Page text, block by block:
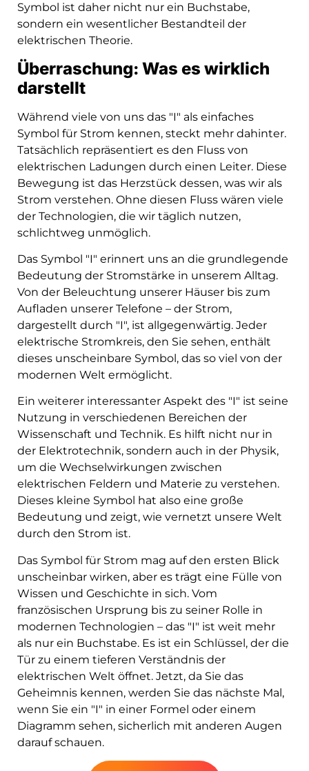
Symbol ist daher nicht nur ein Buchstabe,
sondern ein wesentlicher Bestandteil der
elektrischen Theorie.
Überraschung: Was es wirklich
darstellt
Während viele von uns das "I" als einfaches
Symbol für Strom kennen, steckt mehr dahinter.
Tatsächlich repräsentiert es den Fluss von
elektrischen Ladungen durch einen Leiter. Diese
Bewegung ist das Herzstück dessen, was wir als
Strom verstehen. Ohne diesen Fluss wären viele
der Technologien, die wir täglich nutzen,
schlichtweg unmöglich.
Das Symbol "I" erinnert uns an die grundlegende
Bedeutung der Stromstärke in unserem Alltag.
Von der Beleuchtung unserer Häuser bis zum
Aufladen unserer Telefone – der Strom,
dargestellt durch "I", ist allgegenwärtig. Jeder
elektrische Stromkreis, den Sie sehen, enthält
dieses unscheinbare Symbol, das so viel von der
modernen Welt ermöglicht.
Ein weiterer interessanter Aspekt des "I" ist seine
Nutzung in verschiedenen Bereichen der
Wissenschaft und Technik. Es hilft nicht nur in
der Elektrotechnik, sondern auch in der Physik,
um die Wechselwirkungen zwischen
elektrischen Feldern und Materie zu verstehen.
Dieses kleine Symbol hat also eine große
Bedeutung und zeigt, wie vernetzt unsere Welt
durch den Strom ist.
Das Symbol für Strom mag auf den ersten Blick
unscheinbar wirken, aber es trägt eine Fülle von
Wissen und Geschichte in sich. Vom
französischen Ursprung bis zu seiner Rolle in
modernen Technologien – das "I" ist weit mehr
als nur ein Buchstabe. Es ist ein Schlüssel, der die
Tür zu einem tieferen Verständnis der
elektrischen Welt öffnet. Jetzt, da Sie das
Geheimnis kennen, werden Sie das nächste Mal,
wenn Sie ein "I" in einer Formel oder einem
Diagramm sehen, sicherlich mit anderen Augen
darauf schauen.